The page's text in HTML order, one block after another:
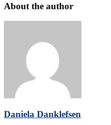
About the author
Daniela Danklefsen